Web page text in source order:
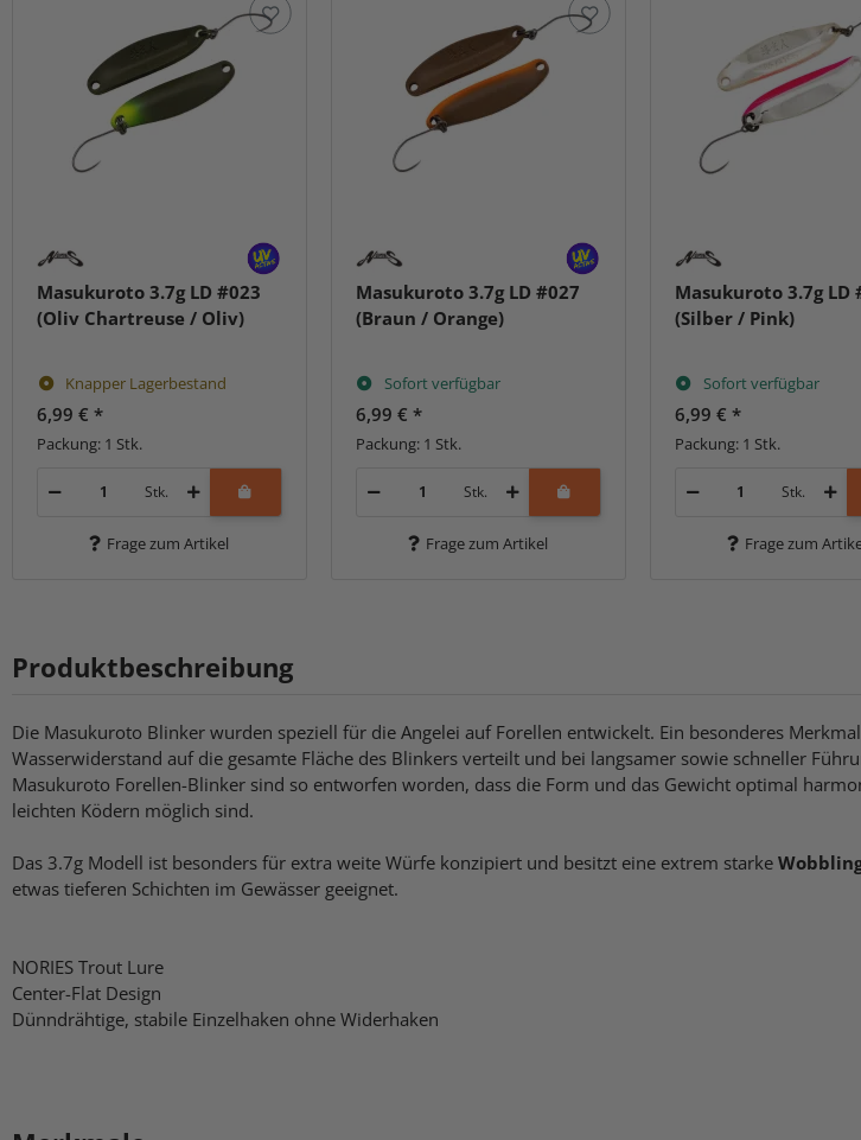
Masukuroto 3.7g LD #023
(Oliv Chartreuse / Oliv)
Knapper Lagerbestand
6,99 € *
Packung: 1 Stk.
Stk.
Frage zum Artikel
Masukuroto 3.7g LD #027
(Braun / Orange)
Sofort verfügbar
6,99 € *
Packung: 1 Stk.
Stk.
Frage zum Artikel
Masukuroto 3.7g LD
(Silber / Pink)
Sofort verfügbar
6,99 € *
Packung: 1 Stk.
Stk.
Frage zum
Produktbeschreibung
Die Masukuroto Blinker wurden speziell für die Angelei auf Forellen entwickelt. Ein besonderes
Wasserwiderstand auf die gesamte Fläche des Blinkers verteilt und bei langsamer sowie schneller
Masukuroto Forellen-Blinker sind so entworfen worden, dass die Form und das Gewicht optimal
leichten Ködern möglich sind.
Das 3.7g Modell ist besonders für extra weite Würfe konzipiert und besitzt eine extrem starke
etwas tieferen Schichten im Gewässer geeignet.
NORIES Trout Lure
Center-Flat Design
Dünndrähtige, stabile Einzelhaken ohne Widerhaken